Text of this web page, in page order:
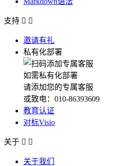
支持  
邀请有礼
私有化部署
如需私有化部署
请添加您的专属客服
或致电：010-86393609
教育认证
对标Visio
关于  
关于我们